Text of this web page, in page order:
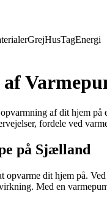
GrejHusTagEnergi
af dit hjem
fordele ved
på Sjælland
opvarme dit hjem på.
Med en